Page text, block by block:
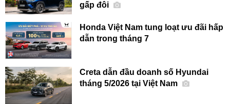
gấp đôi
Honda Việt Nam tung loạt ưu đãi hấp
dẫn trong tháng 7
Creta dẫn đầu doanh số Hyundai
tháng 5/2026 tại Việt Nam